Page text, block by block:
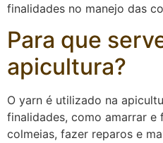
finalidades no manejo das
Para que
apicultura?
O yarn é utilizado na
finalidades, como amarrar e
colmeias, fazer reparos e